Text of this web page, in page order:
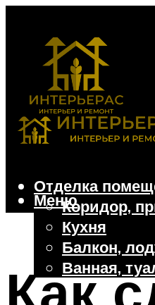
Отделка
Коридор,
Кухня
Балкон,
Ванная,
Дачные и
Меню